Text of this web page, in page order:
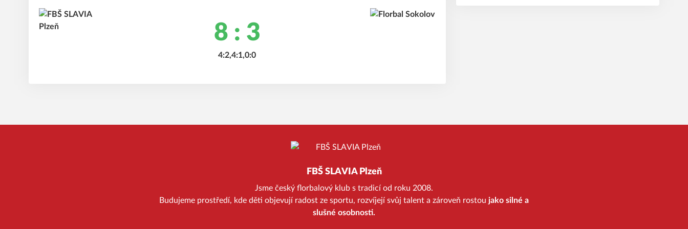
8 : 3
4:2,4:1,0:0
FBŠ SLAVIA Plzeň
Jsme český florbalový klub s tradicí od roku 2008.
Budujeme prostředí, kde děti objevují radost ze sportu, rozvíjejí svůj talent a zároveň rostou jako silné a
slušné osobnosti.